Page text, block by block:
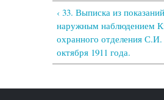
‹ 33. Выписка из
наружным наблюдением
охранного отделения
октября 1911 года.